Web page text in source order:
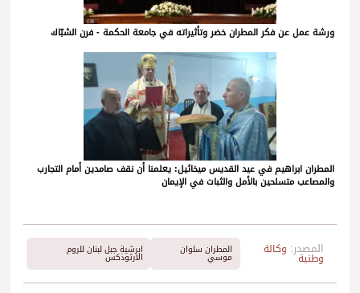
ورشة عمل عن فكر المطران خضر وتأثيراته في جامعة الحكمة - فرن الشبّاك
المطران ابراهيم في عيد القديس ميخائيل: يعلمنا أن نقف صامدين أمام التجارب
والمصاعب متسلحين بالأمل والثبات في الإيمان
المصدر: وكالة
وطنية
المطران سلوان
موسي
ابرشية جبل لبنان للروم
الارثوذكس